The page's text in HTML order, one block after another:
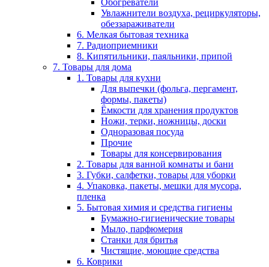
Обогреватели
Увлажнители воздуха, рециркуляторы,
обеззараживатели
6. Мелкая бытовая техника
7. Радиоприемники
8. Кипятильники, паяльники, припой
7. Товары для дома
1. Товары для кухни
Для выпечки (фольга, пергамент,
формы, пакеты)
Ёмкости для хранения продуктов
Ножи, терки, ножницы, доски
Одноразовая посуда
Прочие
Товары для консервирования
2. Товары для ванной комнаты и бани
3. Губки, салфетки, товары для уборки
4. Упаковка, пакеты, мешки для мусора,
пленка
5. Бытовая химия и средства гигиены
Бумажно-гигиенические товары
Мыло, парфюмерия
Станки для бритья
Чистящие, моющие средства
6. Коврики